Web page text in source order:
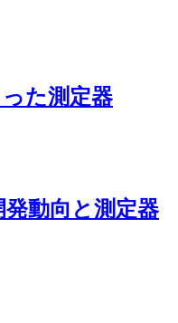
た測定器
動向と測定器